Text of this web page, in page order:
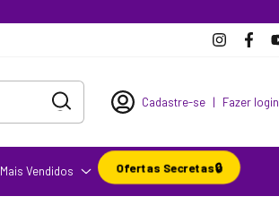
Cadastre-se | Fazer login
Mais Vendidos Ofertas Secretas🔒